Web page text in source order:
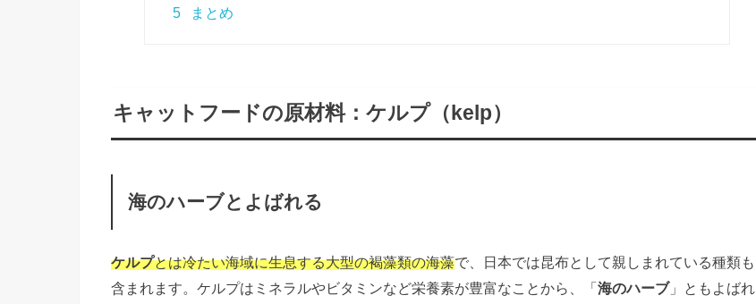
5 まとめ
キャットフードの原材料：ケルプ（kelp）
海のハーブとよばれる
ケルプとは冷たい海域に生息する大型の褐藻類の海藻で、日本では昆布として親しまれている種類も
含まれます。ケルプはミネラルやビタミンなど栄養素が豊富なことから、「海のハーブ」ともよばれ